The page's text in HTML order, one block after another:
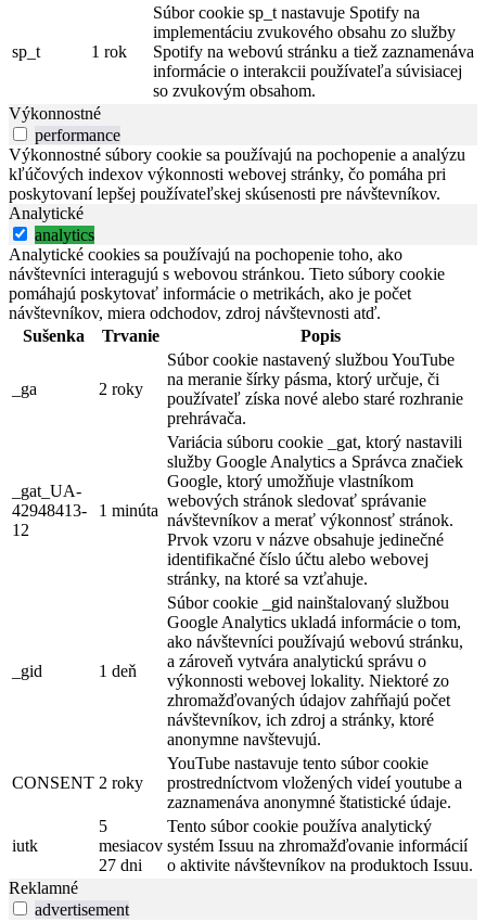
sp_t 1 rok
Súbor cookie sp_t nastavuje Spotify na
implementáciu zvukového obsahu zo služby
Spotify na webovú stránku a tiež zaznamenáva
informácie o interakcii používateľa súvisiacej
so zvukovým obsahom.
Výkonnostné
performance
Výkonnostné súbory cookie sa používajú na pochopenie a analýzu
kľúčových indexov výkonnosti webovej stránky, čo pomáha pri
poskytovaní lepšej používateľskej skúsenosti pre návštevníkov.
Analytické
analytics
Analytické cookies sa používajú na pochopenie toho, ako
návštevníci interagujú s webovou stránkou. Tieto súbory cookie
pomáhajú poskytovať informácie o metrikách, ako je počet
návštevníkov, miera odchodov, zdroj návštevnosti atď.
Sušenka
Trvanie Popis
_ga 2 roky
Súbor cookie nastavený službou YouTube
na meranie šírky pásma, ktorý určuje, či
používateľ získa nové alebo staré rozhranie
prehrávača.
_gat_UA-
42948413-
12
1 minúta
Variácia súboru cookie _gat, ktorý nastavili
služby Google Analytics a Správca značiek
Google, ktorý umožňuje vlastníkom
webových stránok sledovať správanie
návštevníkov a merať výkonnosť stránok.
Prvok vzoru v názve obsahuje jedinečné
identifikačné číslo účtu alebo webovej
stránky, na ktoré sa vzťahuje.
_gid 1 deň
Súbor cookie _gid nainštalovaný službou
Google Analytics ukladá informácie o tom,
ako návštevníci používajú webovú stránku,
a zároveň vytvára analytickú správu o
výkonnosti webovej lokality. Niektoré zo
zhromažďovaných údajov zahŕňajú počet
návštevníkov, ich zdroj a stránky, ktoré
anonymne navštevujú.
CONSENT 2 roky
YouTube nastavuje tento súbor cookie
prostredníctvom vložených videí youtube a
zaznamenáva anonymné štatistické údaje.
iutk
5
mesiacov
27 dni
Tento súbor cookie používa analytický
systém Issuu na zhromažďovanie informácií
o aktivite návštevníkov na produktoch Issuu.
Reklamné
advertisement